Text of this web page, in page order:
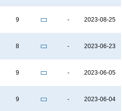
9 - 2023-08-25
8 - 2023-06-23
9 - 2023-06-05
9 - 2023-06-04